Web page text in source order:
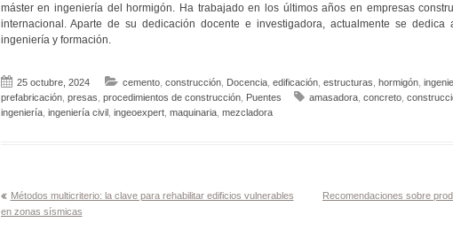
máster en ingeniería del hormigón. Ha trabajado en los últimos años en empresas
internacional. Aparte de su dedicación docente e investigadora, actualmente se
ingeniería y formación.
25 octubre, 2024 cemento, construcción, Docencia, edificación, estructuras hormigón,
prefabricación, presas procedimientos de construcción, Puentes amasadora, concreto,
ingeniería, ingeniería civil, ingeoexpert, maquinaria, mezcladora
Navegación
de
Métodos multicriterio: la clave para rehabilitar edificios vulnerables
en zonas sísmicas
Recomendaciones sobre